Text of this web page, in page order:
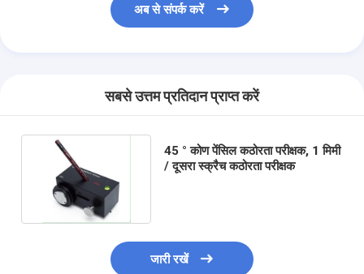
अब से संपर्क करें
सबसे उत्तम प्रतिदान प्राप्त करें
45 ° कोण पेंसिल कठोरता परीक्षक, 1 मिमी
/ दूसरा स्क्रैच कठोरता परीक्षक
जारी रखें